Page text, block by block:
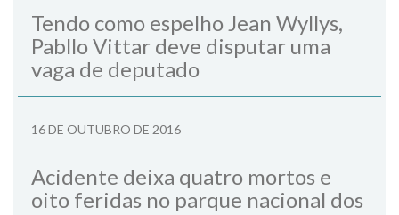
Tendo como espelho Jean Wyllys,
Pabllo Vittar deve disputar uma
vaga de deputado
16 DE OUTUBRO DE 2016
Acidente deixa quatro mortos e
oito feridas no parque nacional dos